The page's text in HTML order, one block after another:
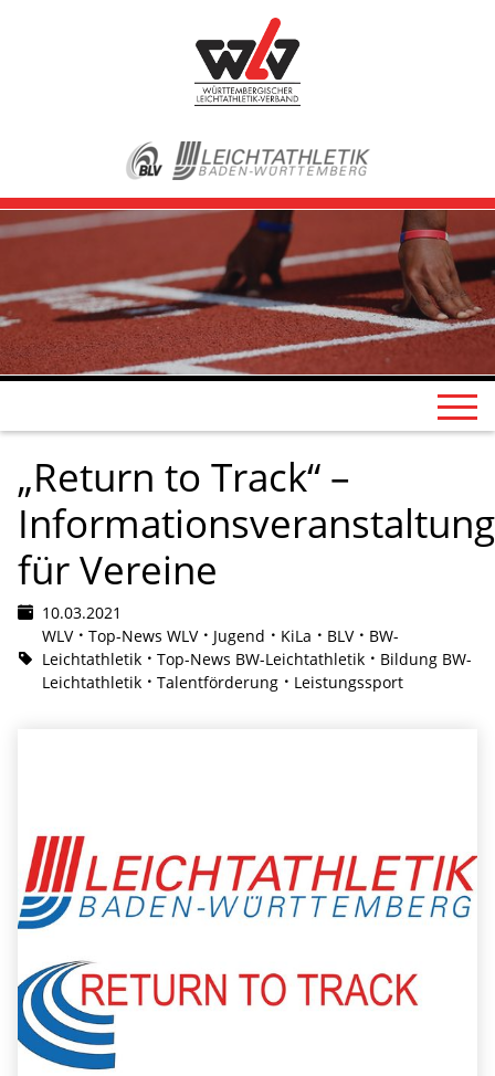
„Return to Track“ –
für Vereine
10.03.2021
WLV
Top-News WLV Jugend KiLa BLV
BW-
Leichtathletik
Top-News BW-Leichtathletik
Bildung BW-
Leichtathletik
Talentförderung Leistungssport